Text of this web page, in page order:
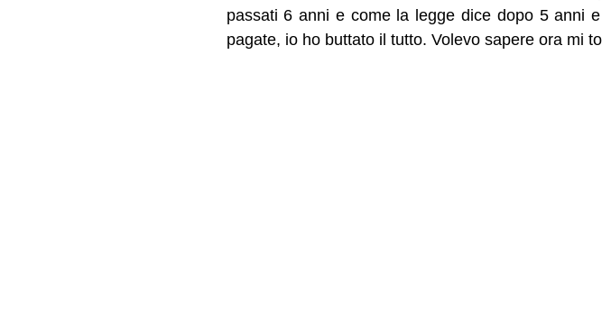
passati 6 anni e come la legge dice dopo 5 anni
pagate, io ho buttato il tutto. Volevo sapere ora mi